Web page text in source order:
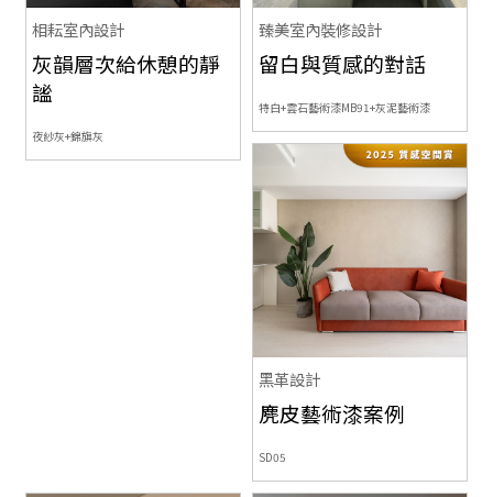
相耘室內設計
灰韻層次給休憩的靜
謐
夜紗灰+錦旗灰
臻美室內裝修設計
留白與質感的對話
特白+雲石藝術漆MB91+灰泥藝術漆
黑革設計
麂皮藝術漆案例
SD05